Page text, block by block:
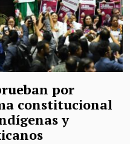
por
constitucional
y